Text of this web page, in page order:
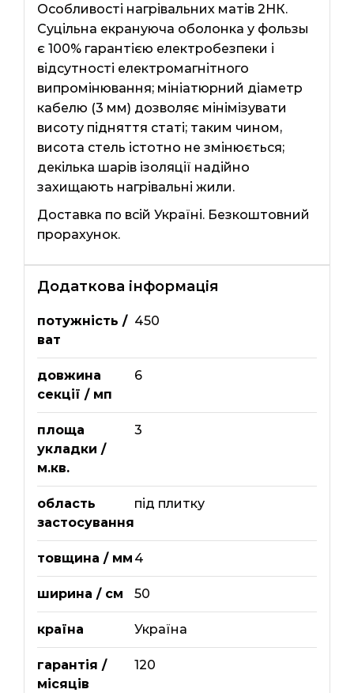
Особливості нагрівальних матів 2НК.
Суцільна екрануюча оболонка у фользы
є 100% гарантією електробезпеки і
відсутності електромагнітного
випромінювання; мініатюрний діаметр
кабелю (3 мм) дозволяє мінімізувати
висоту підняття статі; таким чином,
висота стель істотно не змінюється;
декілька шарів ізоляції надійно
захищають нагрівальні жили.
Доставка по всій Україні. Безкоштовний
прорахунок.
Додаткова інформація
потужність /
ват
450
довжина
секції / мп
6
площа
укладки /
м.кв.
3
область
застосування
під плитку
товщина / мм 4
ширина / см 50
країна Україна
гарантія /
місяців
120